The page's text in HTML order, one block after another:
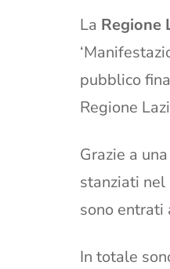
La Regione
pubblico
Regione
Grazie a
stanziati
sono
In totale